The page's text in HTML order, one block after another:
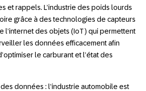
et rappels. L’industrie des poids lourds
grâce à des technologies de capteurs
l’internet des objets (IoT) qui permettent
les données efficacement afin
le carburant et l’état des
données :l’industrie automobile est